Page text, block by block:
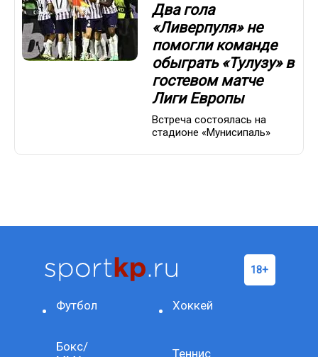
Два гола
«Ливерпуля» не
помогли команде
обыграть «Тулузу» в
гостевом матче
Лиги Европы
Встреча состоялась на
стадионе «Мунисипаль»
Футбол Хоккей
Бокс/
Теннис